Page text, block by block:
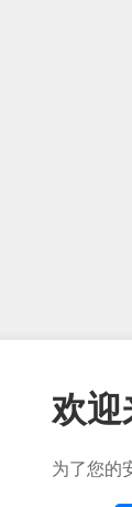
欢迎
为了您的